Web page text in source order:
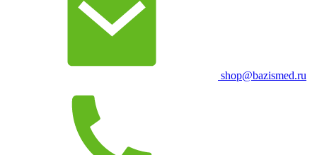
shop@bazismed.ru